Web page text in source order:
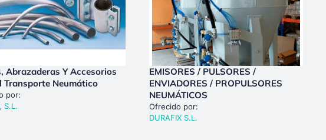
Abrazaderas Y Accesorios
Transporte Neumático
por:
S.L.
EMISORES / PULSORES /
ENVIADORES / PROPULSORES
NEUMÁTICOS
Ofrecido por:
DURAFIX S.L.